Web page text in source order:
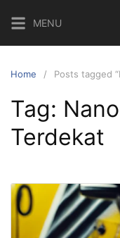
content
MENU
Home Posts tagged
Tag:
Terdekat